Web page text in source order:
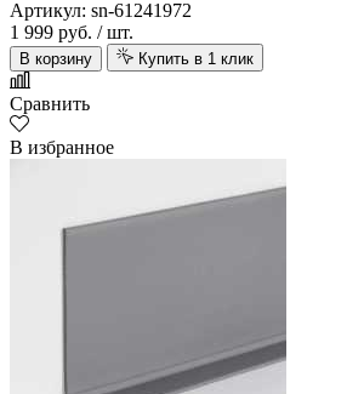
Артикул: sn-61241972
1 999 руб. / шт.
В корзину Купить в 1 клик
Сравнить
В избранное